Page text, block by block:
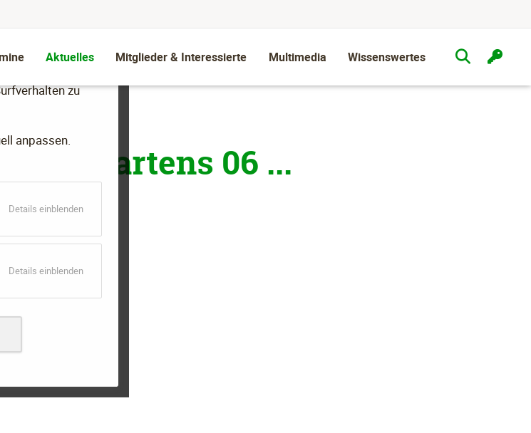
zu
zu
anpassen.
Details einblendenfür
Details einblendenfür
Aktuelles Mitglieder & Interessierte Multimedia Wissenswertes
06 ...